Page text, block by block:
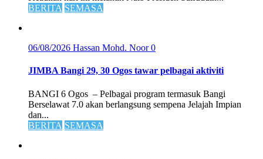
BERITA SEMASA
06/08/2026 Hassan Mohd. Noor0
JIMBA Bangi 29, 30 Ogos tawar pelbagai aktiviti
BANGI 6 Ogos – Pelbagai program termasuk Bangi
Berselawat 7.0 akan berlangsung sempena Jelajah Impian
dan...
BERITA SEMASA